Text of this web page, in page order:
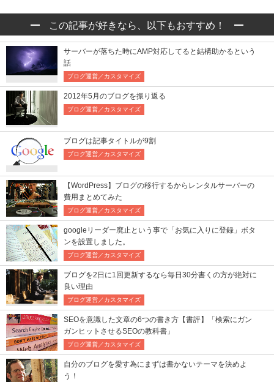
この記事が好きなら、以下もおすすめ！
サーバーが落ちた時にAMP対応してると結構助かるという
話
ブログ運営／カスタマイズ
2012年5月のブログを振り返る
ブログ運営／カスタマイズ
ブログは記事タイトルが9割
ブログ運営／カスタマイズ
【WordPress】ブログの移行するからレンタルサーバーの
費用まとめてみた
ブログ運営／カスタマイズ
googleリーダー廃止という事で「お気に入りに登録」ボタ
ンを設置しました。
ブログ運営／カスタマイズ
ブログを2日に1回更新するなら毎日30分書くの方が絶対に
良い理由
ブログ運営／カスタマイズ
SEOを意識した文章の6つの書き方【書評】「検索にガン
ガンヒットさせるSEOの教科書」
ブログ運営／カスタマイズ
自分のブログを愛す為にまずは書かないテーマを決めよ
う！